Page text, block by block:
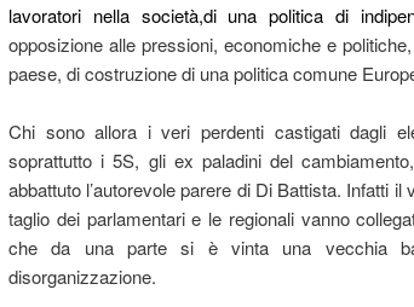
lavoratori nella società,di una politica di
opposizione alle pressioni, economiche e
paese, di costruzione di una politica comune
Chi sono allora i veri perdenti castigati dagli
soprattutto i 5S, gli ex paladini del
abbattuto l’autorevole parere di Di Battista. Infatti
taglio dei parlamentari e le regionali vanno
che da una parte si è vinta una vecchia
disorganizzazione.